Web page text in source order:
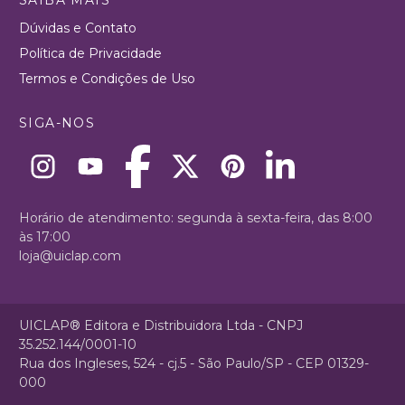
Dúvidas e Contato
Política de Privacidade
Termos e Condições de Uso
SIGA-NOS
Horário de atendimento: segunda à sexta-feira, das 8:00
às 17:00
loja@uiclap.com
UICLAP® Editora e Distribuidora Ltda - CNPJ
35.252.144/0001-10
Rua dos Ingleses, 524 - cj.5 - São Paulo/SP - CEP 01329-
000